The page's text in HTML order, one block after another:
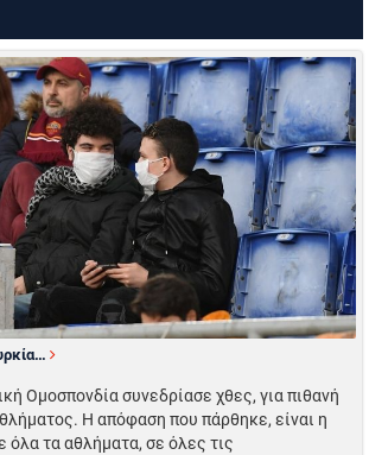
Ομοσπονδία συνεδρίασε χθες, για πιθανή
Η απόφαση που πάρθηκε, είναι η
όλα τα αθλήματα, σε όλες τις